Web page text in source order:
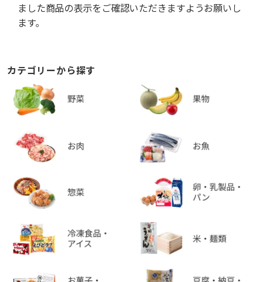
ました商品の表示をご確認いただきますようお願いし
ます。
カテゴリーから探す